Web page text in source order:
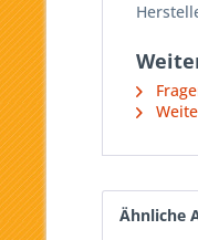
Ähnliche